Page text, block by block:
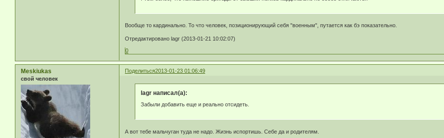
Вообще то кардинально. То что человек, позиционирующий себя "военным", путается как бэ показательно.
Отредактировано lagr (2013-01-21 10:02:07)
0
Поделиться2013-01-23 01:06:49
Meskiukas
свой человек
lagr написал(а):
Забыли добавить еще и реально отсидеть.
А вот тебе мальчуган туда не надо. Жизнь испортишь. Себе да и родителям.